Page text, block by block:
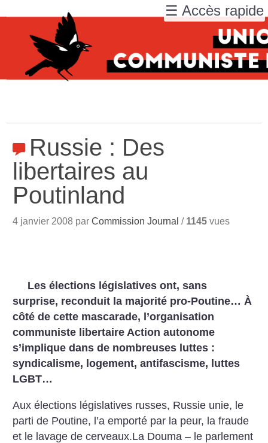
Russie : Des
libertaires au
Poutinland
4 janvier 2008 parCommission Journal / 1145 vues
Les élections législatives ont, sans
surprise, reconduit la majorité pro-Poutine… À
côté de cette mascarade, l’organisation
communiste libertaire Action autonome
s’implique dans de nombreuses luttes :
syndicalisme, logement, antifascisme, luttes
LGBT…
Aux élections législatives russes, Russie unie, le
parti de Poutine, l’a emporté par la peur, la fraude
et le lavage de cerveaux.La Douma – le parlement
☰ Accès rapide